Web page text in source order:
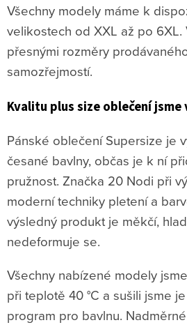
Všechny modely máme k
velikostech od XXL až po 6XL.
přesnými rozměry
samozřejmostí.
Kvalitu plus size oblečení jsme
Pánské oblečení Supersize je
česané bavlny, občas je k ní
pružnost. Značka 20 Nodi při
moderní techniky pletení a
výsledný produkt je měkčí,
nedeformuje se.
Všechny nabízené modely
při teplotě 40 °C a sušili jsme
program pro bavlnu.